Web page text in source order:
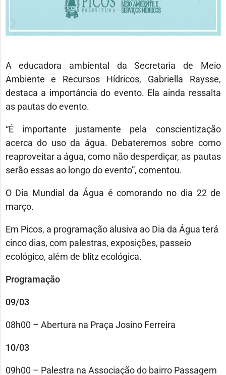
A educadora ambiental da Secretaria de Meio
Ambiente e Recursos Hídricos, Gabriella Raysse,
destaca a importância do evento. Ela ainda ressalta
as pautas do evento.
“É importante justamente pela conscientização
acerca do uso da água. Debateremos sobre como
reaproveitar a água, como não desperdiçar, as pautas
serão essas ao longo do evento”, comentou.
O Dia Mundial da Água é comorando no dia 22 de
março.
Em Picos, a programação alusiva ao Dia da Água terá
cinco dias, com palestras, exposições, passeio
ecológico, além de blitz ecológica.
Programação
09/03
08h00 – Abertura na Praça Josino Ferreira
10/03
09h00 – Palestra na Associação do bairro Passagem